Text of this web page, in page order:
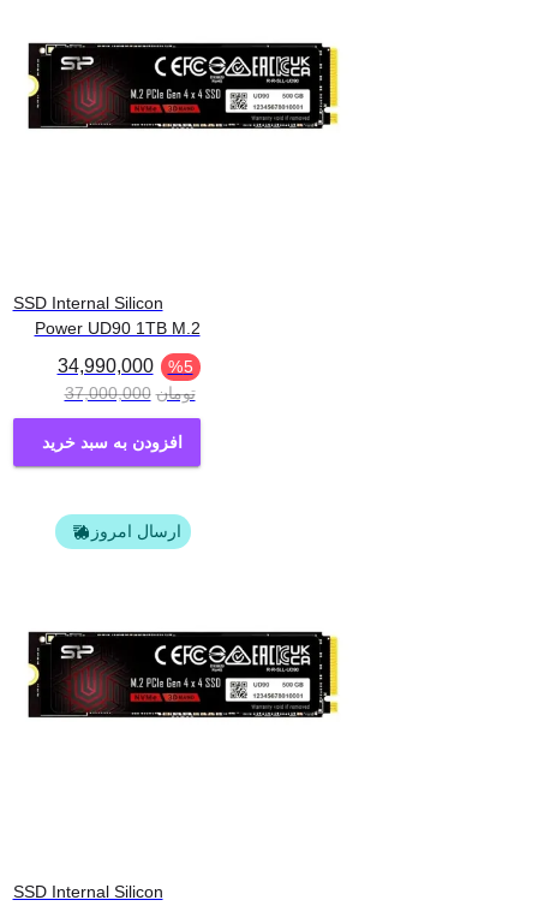
SSD Internal Silicon
Power UD90 1TB M.2
34,990,000 %5
37,000,000 تومان
افزودن به سبد خرید
ارسال امروز
SSD Internal Silicon